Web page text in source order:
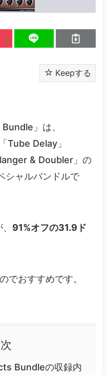
Keepする
」は、
Tube Delay」
& Doubler」の
シャルバンドルで
91%オフの31.9ド
でおすすめです。
Bundleの収録内